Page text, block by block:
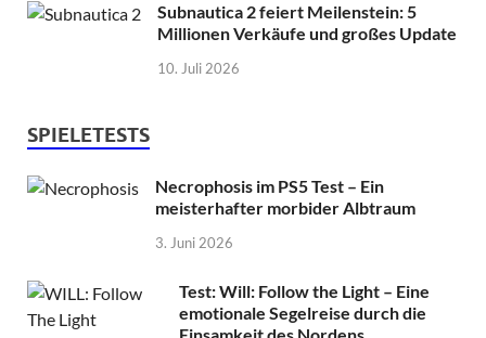
Subnautica 2 feiert Meilenstein: 5
Millionen Verkäufe und großes Update
10. Juli 2026
SPIELETESTS
Necrophosis im PS5 Test – Ein
meisterhafter morbider Albtraum
3. Juni 2026
Test: Will: Follow the Light – Eine
emotionale Segelreise durch die